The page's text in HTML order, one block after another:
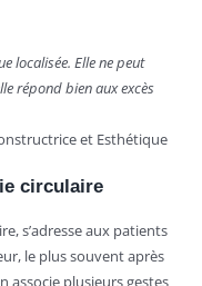
localisée. Elle ne peut
répond bien aux excès
et Esthétique
circulaire
s’adresse aux patients
le plus souvent après
associe plusieurs gestes